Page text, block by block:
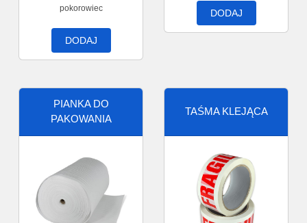
pokorowiec
DODAJ
DODAJ
PIANKA DO
PAKOWANIA
TAŚMA KLEJĄCA